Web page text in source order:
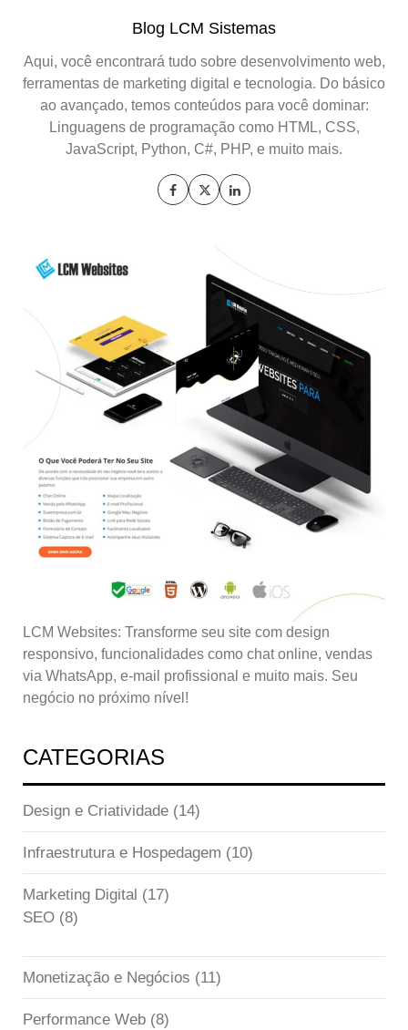
Blog LCM Sistemas
Aqui, você encontrará tudo sobre desenvolvimento web,
ferramentas de marketing digital e tecnologia. Do básico
ao avançado, temos conteúdos para você dominar:
Linguagens de programação como HTML, CSS,
JavaScript, Python, C#, PHP, e muito mais.
LCM Websites: Transforme seu site com design
responsivo, funcionalidades como chat online, vendas
via WhatsApp, e-mail profissional e muito mais. Seu
negócio no próximo nível!
CATEGORIAS
Design e Criatividade (14)
Infraestrutura e Hospedagem (10)
Marketing Digital (17)
SEO (8)
Monetização e Negócios (11)
Performance Web (8)